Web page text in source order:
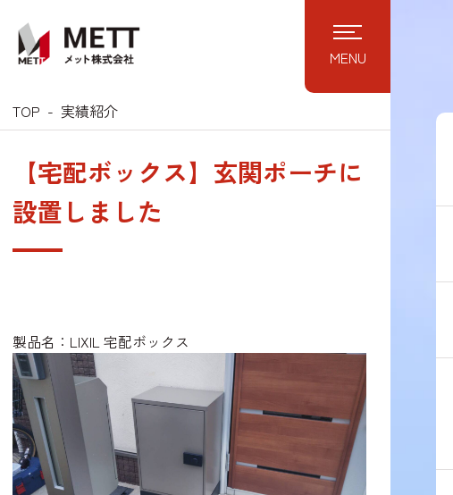
MENU
TOP 実績紹介
【宅配ボックス】玄関ポーチに
設置しました
製品名：LIXIL 宅配ボックス